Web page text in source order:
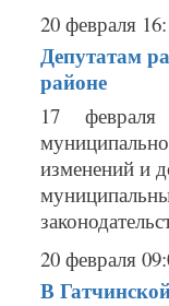
20 февраля
Депутатам
районе
17 февраля
изменений и
20 февраля
В